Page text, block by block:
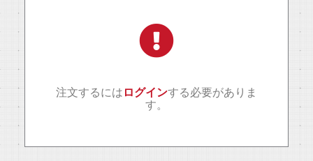
注文するにはログインする必要がありま
す。